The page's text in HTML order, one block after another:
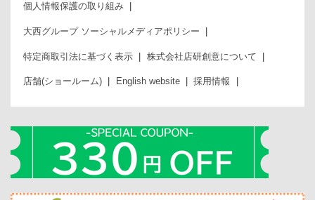
個人情報保護の取り組み
大西グループ ソーシャルメディアポリシー
特定商取引法に基づく表示 株式会社店研創意について
店舗(ショールーム) English website 採用情報